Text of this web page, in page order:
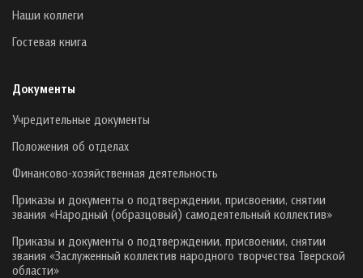
Наши коллеги
Гостевая книга
Документы
Учредительные документы
Положения об отделах
Финансово-хозяйственная деятельность
Приказы и документы о подтверждении, присвоении, снятии
звания «Народный (образцовый) самодеятельный коллектив»
Приказы и документы о подтверждении, присвоении, снятии
звания «Заслуженный коллектив народного творчества Тверской
области»